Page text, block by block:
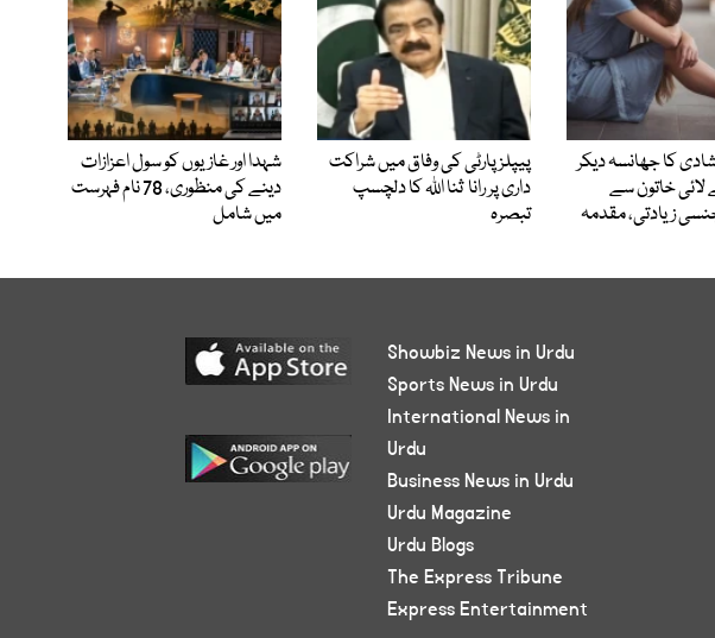
کا جھانسہ دیکر
خاتون سے
زیادتی، مقدمہ
پیپلز پارٹی کی وفاق میں شراکت
داری پر رانا ثنا اللہ کا دلچسپ
تبصرہ
شہدا اور غازیوں کو سول اعزازات
دینے کی منظوری، 78 نام فہرست
میں شامل
Showbiz News in Urdu
Sports News in Urdu
International News in
Urdu
Business News in Urdu
Urdu Magazine
Urdu Blogs
The Express Tribune
Express Entertainment